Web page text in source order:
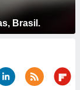
Brasil.